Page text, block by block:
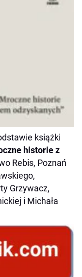
książki
historie z
Rebis, Poznań
Grzywacz,
i Michała